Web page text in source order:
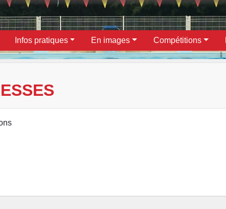
Infos pratiques En images Compétitions